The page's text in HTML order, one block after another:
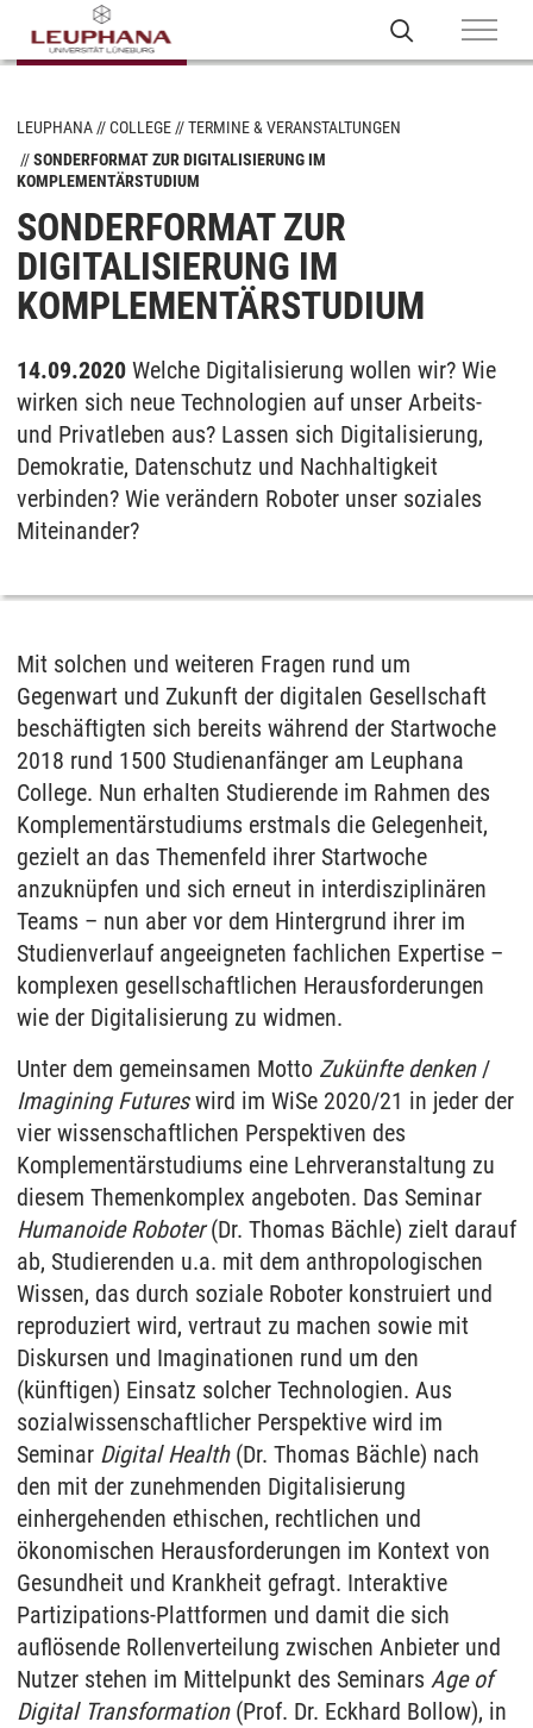
LEUPHANA COLLEGE
TERMINE & VERANSTALTUNGEN
SONDERFORMAT ZUR DIGITALISIERUNG IM
KOMPLEMENTÄRSTUDIUM
SONDERFORMAT ZUR
DIGITALISIERUNG IM
KOMPLEMENTÄRSTUDIUM
14.09.2020 Welche Digitalisierung wollen wir? Wie
wirken sich neue Technologien auf unser Arbeits-
und Privatleben aus? Lassen sich Digitalisierung,
Demokratie, Datenschutz und Nachhaltigkeit
verbinden? Wie verändern Roboter unser soziales
Miteinander?
Mit solchen und weiteren Fragen rund um
Gegenwart und Zukunft der digitalen Gesellschaft
beschäftigten sich bereits während der Startwoche
2018 rund 1500 Studienanfänger am Leuphana
College. Nun erhalten Studierende im Rahmen des
Komplementärstudiums erstmals die Gelegenheit,
gezielt an das Themenfeld ihrer Startwoche
anzuknüpfen und sich erneut in interdisziplinären
Teams – nun aber vor dem Hintergrund ihrer im
Studienverlauf angeeigneten fachlichen Expertise –
komplexen gesellschaftlichen Herausforderungen
wie der Digitalisierung zu widmen.
Unter dem gemeinsamen Motto Zukünfte denken/
Imagining Futureswird im WiSe 2020/21 in jeder der
vier wissenschaftlichen Perspektiven des
Komplementärstudiums eine Lehrveranstaltung zu
diesem Themenkomplex angeboten. Das Seminar
Humanoide Roboter(Dr. Thomas Bächle) zielt darauf
ab, Studierenden u.a. mit dem anthropologischen
Wissen, das durch soziale Roboter konstruiert und
reproduziert wird, vertraut zu machen sowie mit
Diskursen und Imaginationen rund um den
(künftigen) Einsatz solcher Technologien. Aus
sozialwissenschaftlicher Perspektive wird im
Seminar Digital Health(Dr. Thomas Bächle) nach
den mit der zunehmenden Digitalisierung
einhergehenden ethischen, rechtlichen und
ökonomischen Herausforderungen im Kontext von
Gesundheit und Krankheit gefragt. Interaktive
Partizipations-Plattformen und damit die sich
auflösende Rollenverteilung zwischen Anbieter und
Nutzer stehen im Mittelpunkt des Seminars Age of
Digital Transformation(Prof. Dr. Eckhard Bollow), in